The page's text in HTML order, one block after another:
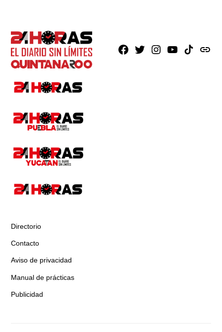
Facebook
X Instagram
YoutubeTikTokissuu
Directorio
Contacto
Aviso de privacidad
Manual de prácticas
Publicidad